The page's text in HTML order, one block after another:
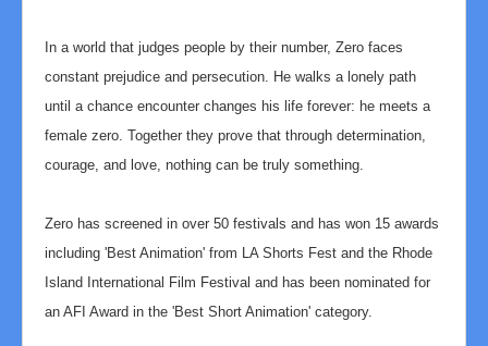
In a world that judges people by their number, Zero faces
constant prejudice and persecution. He walks a lonely path
until a chance encounter changes his life forever: he meets a
female zero. Together they prove that through determination,
courage, and love, nothing can be truly something.
Zero has screened in over 50 festivals and has won 15 awards
including 'Best Animation' from LA Shorts Fest and the Rhode
Island International Film Festival and has been nominated for
an AFI Award in the 'Best Short Animation' category.